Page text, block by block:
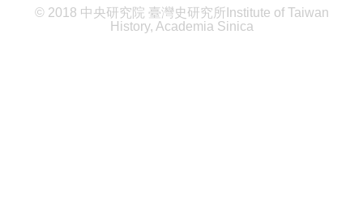
© 2018 中央研究院 臺灣史研究所Institute of Taiwan
History, Academia Sinica